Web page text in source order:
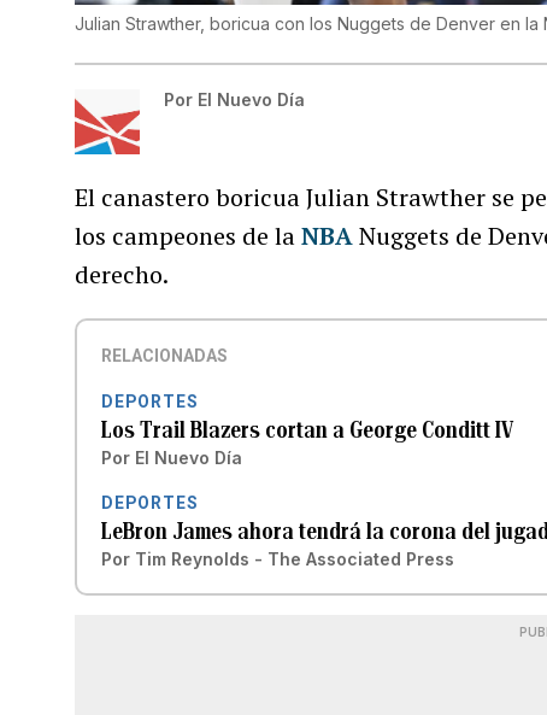
Julian Strawther, boricua con los Nuggets de Denver en la
Por El Nuevo Día
El canastero boricua Julian Strawther se
los campeones de laNBANuggets de
derecho.
RELACIONADAS
DEPORTES
Los Trail Blazers cortan a George Conditt IV
Por El Nuevo Día
DEPORTES
LeBron James ahora tendrá la corona del
Por Tim Reynolds - The Associated Press